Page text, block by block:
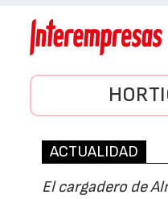
ACTUALIDAD
El cargadero de